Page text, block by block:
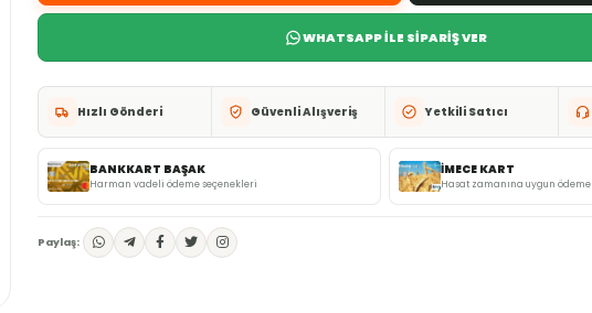
WHATSAPP İLE SİPARİŞ VER
Hızlı Gönderi Güvenli Alışveriş Yetkili Satıcı
BANKKART BAŞAK
Harman vadeli ödeme seçenekleri
İMECE KART
Hasat zamanına uygun ödeme
Paylaş: